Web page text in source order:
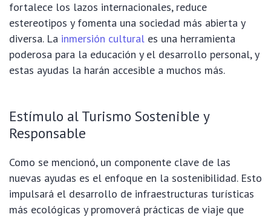
fortalece los lazos internacionales, reduce
estereotipos y fomenta una sociedad más abierta y
diversa. La inmersión cultural es una herramienta
poderosa para la educación y el desarrollo personal, y
estas ayudas la harán accesible a muchos más.
Estímulo al Turismo Sostenible y
Responsable
Como se mencionó, un componente clave de las
nuevas ayudas es el enfoque en la sostenibilidad. Esto
impulsará el desarrollo de infraestructuras turísticas
más ecológicas y promoverá prácticas de viaje que